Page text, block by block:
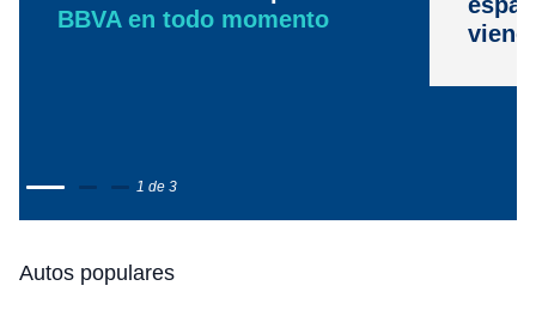
BBVA en todo momento
1 de 3
Autos populares